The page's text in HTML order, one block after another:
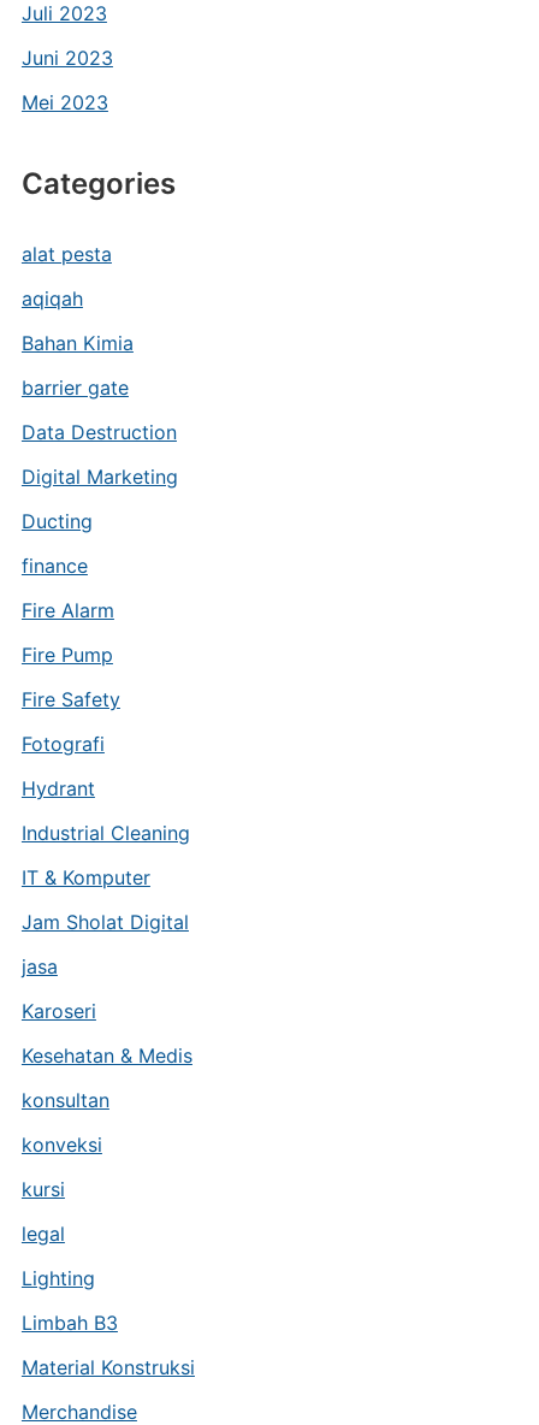
Juli 2023
Juni 2023
Mei 2023
Categories
alat pesta
aqiqah
Bahan Kimia
barrier gate
Data Destruction
Digital Marketing
Ducting
finance
Fire Alarm
Fire Pump
Fire Safety
Fotografi
Hydrant
Industrial Cleaning
IT & Komputer
Jam Sholat Digital
jasa
Karoseri
Kesehatan & Medis
konsultan
konveksi
kursi
legal
Lighting
Limbah B3
Material Konstruksi
Merchandise